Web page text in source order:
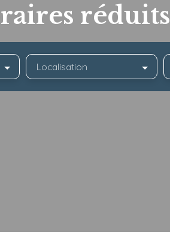
réduits
Localisation